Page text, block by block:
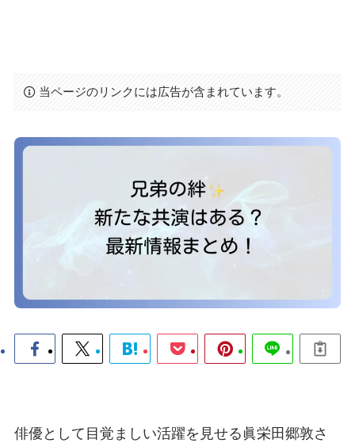
当ページのリンクには広告が含まれています。
俳優として目覚ましい活躍を見せる眞栄田郷敦さ